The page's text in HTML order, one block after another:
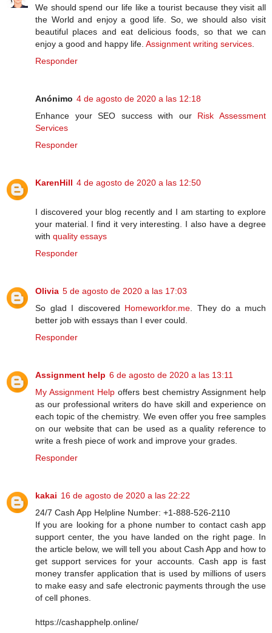
We should spend our life like a tourist because they visit all
the World and enjoy a good life. So, we should also visit
beautiful places and eat delicious foods, so that we can
enjoy a good and happy life. Assignment writing services
Responder
Anónimo 4 de agosto de 2020 a las 12:18
Enhance your SEO success with our Risk Assessment
Services
Responder
KarenHill 4 de agosto de 2020 a las 12:50
I discovered your blog recently and I am starting to explore
your material. I find it very interesting. I also have a degree
with quality essays
Responder
Olivia 5 de agosto de 2020 a las 17:03
So glad I discovered Homeworkfor.me . They do a much
better job with essays than I ever could.
Responder
Assignment help 6 de agosto de 2020 a las 13:11
My Assignment Help offers best chemistry Assignment help
as our professional writers do have skill and experience on
each topic of the chemistry. We even offer you free samples
on our website that can be used as a quality reference to
write a fresh piece of work and improve your grades.
Responder
kakai 16 de agosto de 2020 a las 22:22
24/7 Cash App Helpline Number: +1-888-526-2110
If you are looking for a phone number to contact cash app
support center, the you have landed on the right page. In
the article below, we will tell you about Cash App and how to
get support services for your accounts. Cash app is fast
money transfer application that is used by millions of users
to make easy and safe electronic payments through the use
of cell phones.
https://cashapphelp.online/